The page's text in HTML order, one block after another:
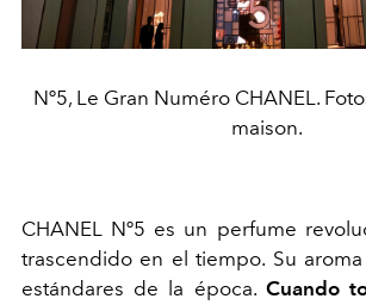
Nº5, Le Gran Numéro CHANEL.
maison.
CHANEL Nº5 es un perfume
trascendido en el tiempo. Su
estándares de la época. Cuando